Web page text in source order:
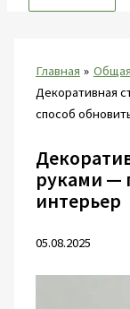
Главная
Общая
Декоративная
способ
руками —
интерьер
05.08.2025